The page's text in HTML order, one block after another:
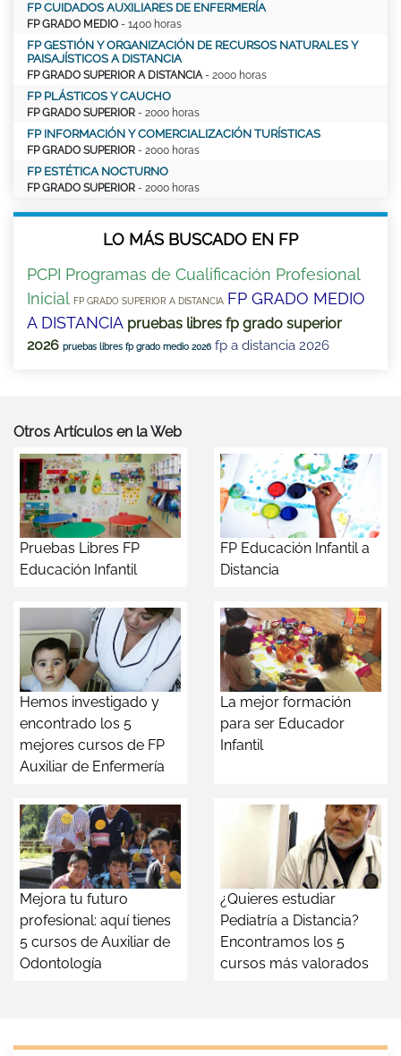
FP CUIDADOS AUXILIARES DE ENFERMERÍA
FP GRADO MEDIO - 1400 horas
FP GESTIÓN Y ORGANIZACIÓN DE RECURSOS NATURALES Y
PAISAJÍSTICOS A DISTANCIA
FP GRADO SUPERIOR A DISTANCIA- 2000 horas
FP PLÁSTICOS Y CAUCHO
FP GRADO SUPERIOR - 2000 horas
FP INFORMACIÓN Y COMERCIALIZACIÓN TURÍSTICAS
FP GRADO SUPERIOR - 2000 horas
FP ESTÉTICA NOCTURNO
FP GRADO SUPERIOR - 2000 horas
LO MÁS BUSCADO EN FP
PCPI Programas de Cualificación Profesional
Inicial FP GRADO SUPERIOR A DISTANCIA FP GRADO MEDIO
A DISTANCIA pruebas libres fp grado superior
2026 pruebas libres fp grado medio 2026 fp a distancia 2026
Otros Artículos en la Web
Pruebas Libres FP
Educación Infantil
FP Educación Infantil a
Distancia
Hemos investigado y
encontrado los 5
mejores cursos de FP
Auxiliar de Enfermería
La mejor formación
para ser Educador
Infantil
Mejora tu futuro
profesional: aquí tienes
5 cursos de Auxiliar de
Odontología
¿Quieres estudiar
Pediatría a Distancia?
Encontramos los 5
cursos más valorados